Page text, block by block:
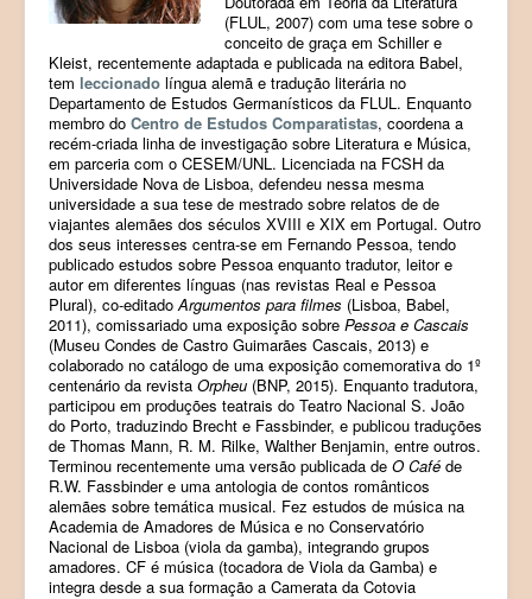
Programas
Sociedade
Products (Produtos)
Registration (Registo)
LAB Paleoecologia
(FLUL, 2007) com uma tese sobre o
conceito de graça em Schiller e
Kleist, recentemente adaptada e publicada na editora Babel,
tem leccionado língua alemã e tradução literária no
Departamento de Estudos Germanísticos da FLUL. Enquanto
membro do Centro de Estudos Comparatistas, coordena a
recém-criada linha de investigação sobre Literatura e Música,
em parceria com o CESEM/UNL. Licenciada na FCSH da
Universidade Nova de Lisboa, defendeu nessa mesma
universidade a sua tese de mestrado sobre relatos de de
viajantes alemães dos séculos XVIII e XIX em Portugal. Outro
dos seus interesses centra-se em Fernando Pessoa, tendo
publicado estudos sobre Pessoa enquanto tradutor, leitor e
autor em diferentes línguas (nas revistas Real e Pessoa
Plural), co-editado Argumentos para filmes (Lisboa, Babel,
2011), comissariado uma exposição sobre Pessoa e Cascais
(Museu Condes de Castro Guimarães Cascais, 2013) e
colaborado no catálogo de uma exposição comemorativa do 1º
centenário da revista Orpheu (BNP, 2015). Enquanto tradutora,
participou em produções teatrais do Teatro Nacional S. João
do Porto, traduzindo Brecht e Fassbinder, e publicou traduções
de Thomas Mann, R. M. Rilke, Walther Benjamin, entre outros.
Terminou recentemente uma versão publicada de O Café de
R.W. Fassbinder e uma antologia de contos românticos
alemães sobre temática musical. Fez estudos de música na
Academia de Amadores de Música e no Conservatório
Nacional de Lisboa (viola da gamba), integrando grupos
amadores. CF é música (tocadora de Viola da Gamba) e
integra desde a sua formação a Camerata da Cotovia